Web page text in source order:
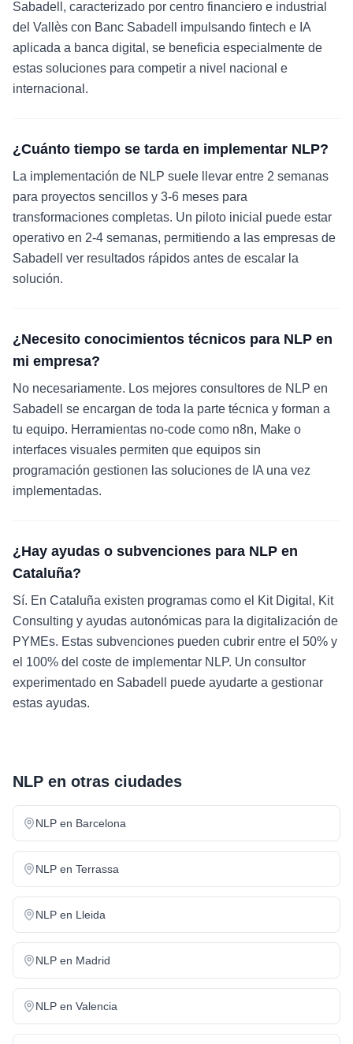
Sabadell, caracterizado por centro financiero e industrial
del Vallès con Banc Sabadell impulsando fintech e IA
aplicada a banca digital, se beneficia especialmente de
estas soluciones para competir a nivel nacional e
internacional.
¿Cuánto tiempo se tarda en implementar NLP?
La implementación de NLP suele llevar entre 2 semanas
para proyectos sencillos y 3-6 meses para
transformaciones completas. Un piloto inicial puede estar
operativo en 2-4 semanas, permitiendo a las empresas de
Sabadell ver resultados rápidos antes de escalar la
solución.
¿Necesito conocimientos técnicos para NLP en
mi empresa?
No necesariamente. Los mejores consultores de NLP en
Sabadell se encargan de toda la parte técnica y forman a
tu equipo. Herramientas no-code como n8n, Make o
interfaces visuales permiten que equipos sin
programación gestionen las soluciones de IA una vez
implementadas.
¿Hay ayudas o subvenciones para NLP en
Cataluña?
Sí. En Cataluña existen programas como el Kit Digital, Kit
Consulting y ayudas autonómicas para la digitalización de
PYMEs. Estas subvenciones pueden cubrir entre el 50% y
el 100% del coste de implementar NLP. Un consultor
experimentado en Sabadell puede ayudarte a gestionar
estas ayudas.
NLP en otras ciudades
NLP en Barcelona
NLP en Terrassa
NLP en Lleida
NLP en Madrid
NLP en Valencia